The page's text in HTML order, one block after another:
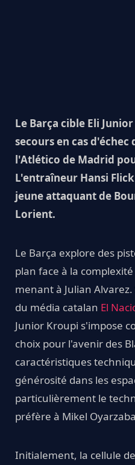
Le Barça cible Eli
secours en cas
l'Atlético de Madrid
L'entraîneur Hansi
jeune attaquant de
Lorient.
Le Barça explore des
plan face à la
menant à Julian
du média catalan El
Junior Kroupi s'impose
choix pour l'avenir des
caractéristiques
générosité dans les
particulièrement le
préfère à Mikel
Initialement, la cellule